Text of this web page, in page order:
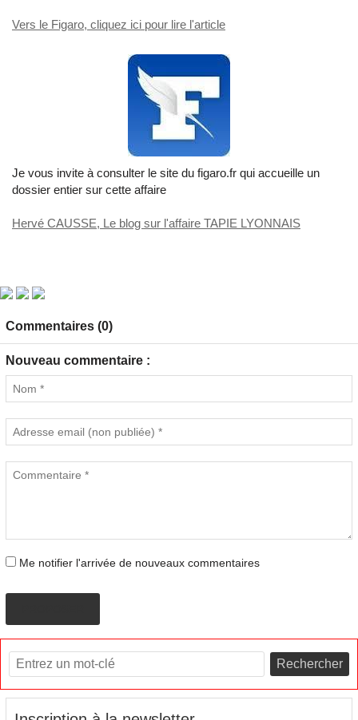
Vers le Figaro, cliquez ici pour lire l'article
Je vous invite à consulter le site du figaro.fr qui accueille un
dossier entier sur cette affaire
Hervé CAUSSE, Le blog sur l'affaire TAPIE LYONNAIS
Commentaires (0)
Nouveau commentaire :
Me notifier l'arrivée de nouveaux commentaires
Rechercher